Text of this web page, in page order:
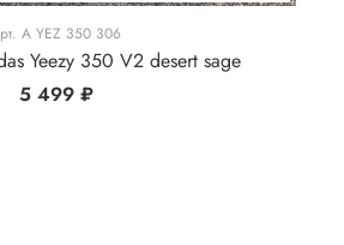
A YEZ 350 306
Yeezy 350 V2 desert sage
5 499 ₽